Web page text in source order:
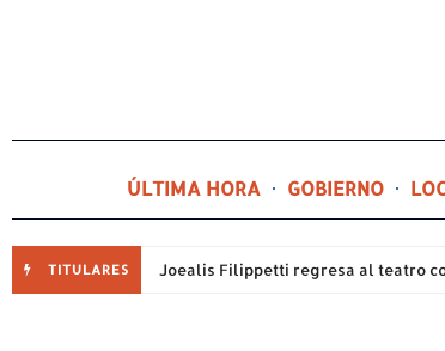
ÚLTIMA HORA GOBIERNO
TITULARES